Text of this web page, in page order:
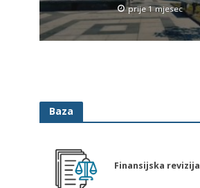
prije 1 mjesec
Baza
Finansijska revizija